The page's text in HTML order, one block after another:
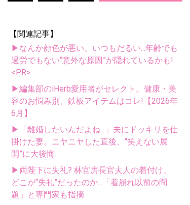
【関連記事】
▶なんか顔色が悪い、いつもだるい...年齢でも
過労でもない“意外な原因”が隠れているかも!
<PR>
▶編集部のiHerb愛用者がセレクト。健康・美
容のお悩み別、鉄板アイテムはコレ!【2026年
6月】
▶「離婚したいんだよね...」夫にドッキリを仕
掛けた妻。ニヤニヤした直後、“笑えない展
開”に大後悔
▶両陛下に失礼? 林官房長官夫人の着付け、
どこが“失礼”だったのか...「着崩れ以前の問
題」と専門家も指摘